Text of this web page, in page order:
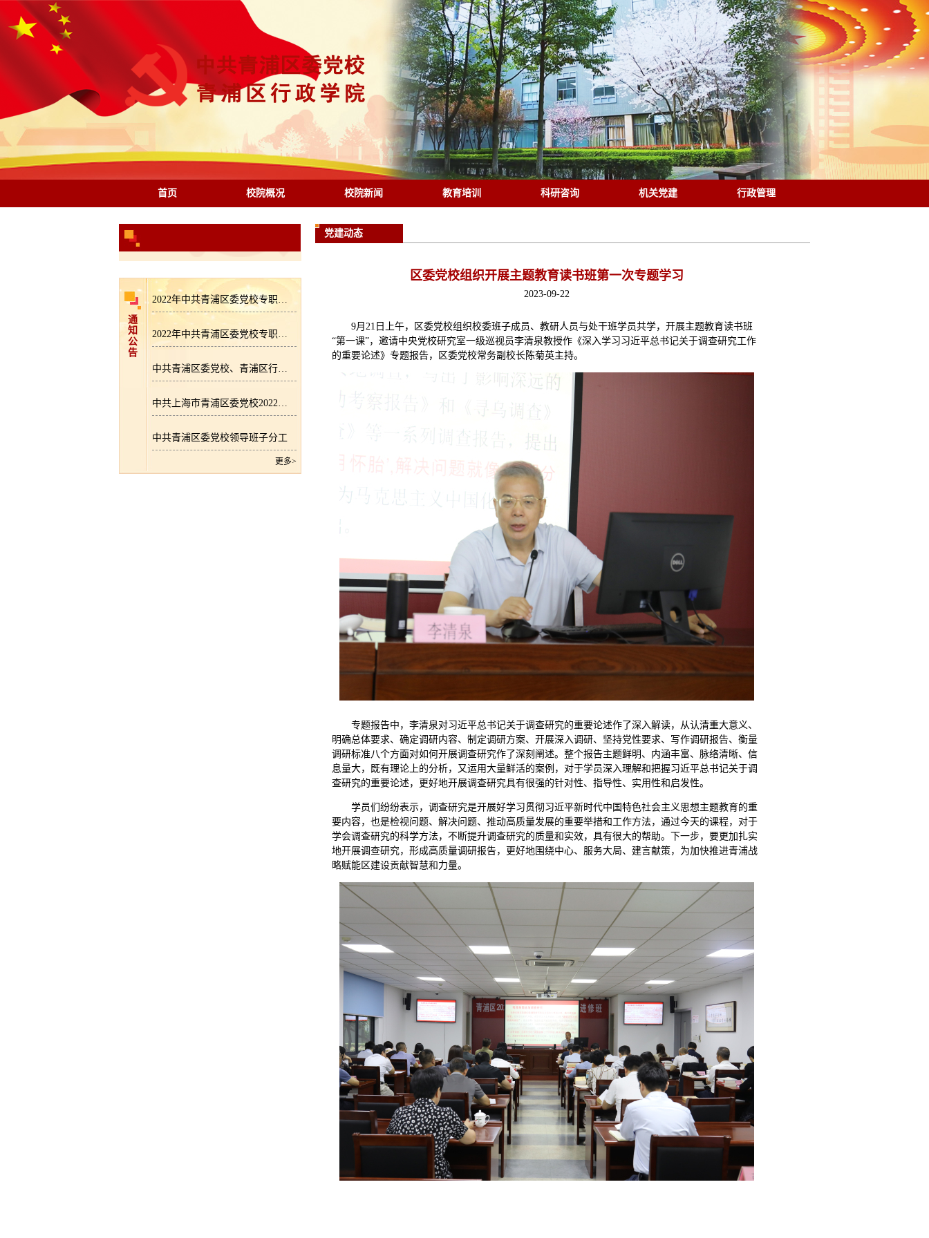
首页 校院概况 校院新闻 教育培训 科研咨询 机关党建 行政管理
通
知
公
告
2022年中共青浦区委党校专职教师招聘拟录用人员名单公示
2022年中共青浦区委党校专职教师招聘成绩公示
中共青浦区委党校、青浦区行政学院专职教师招聘公告
中共上海市青浦区委党校2022年区级部门预算
中共青浦区委党校领导班子分工
更多>
党建动态
区委党校组织开展主题教育读书班第一次专题学习
2023-09-22
9月 21 日上午，区委党校组织校委班子成员、教研人员与处干班学员共学，开展主题教育读书班
“第一课”，邀请中央党校研究室一级巡视员李清泉教授作《深入学习习近平总书记关于调查研究工作
的重要论述》专题报告，区委党校常务副校长陈菊英主持。
专题报告中，李清泉对习近平总书记关于调查研究的重要论述作了深入解读，从认清重大意义、
明确总体要求、确定调研内容、制定调研方案、开展深入调研、坚持党性要求、写作调研报告、衡量
调研标准八个方面对如何开展调查研究作了深刻阐述。整个报告主题鲜明、内涵丰富、脉络清晰、信
息量大，既有理论上的分析，又运用大量鲜活的案例，对于学员深入理解和把握习近平总书记关于调
查研究的重要论述，更好地开展调查研究具有很强的针对性、指导性、实用性和启发性。
学员们纷纷表示，调查研究是开展好学习贯彻习近平新时代中国特色社会主义思想主题教育的重
要内容，也是检视问题、解决问题、推动高质量发展的重要举措和工作方法，通过今天的课程，对于
学会调查研究的科学方法，不断提升调查研究的质量和实效，具有很大的帮助。下一步，要更加扎实
地开展调查研究，形成高质量调研报告，更好地围绕中心、服务大局、建言献策，为加快推进青浦战
略赋能区建设贡献智慧和力量。